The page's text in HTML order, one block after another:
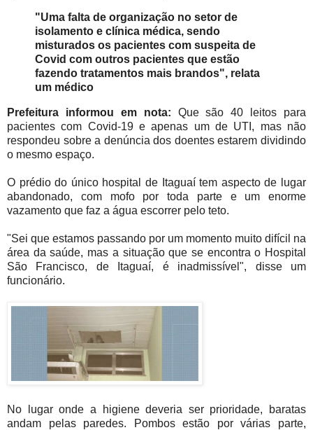
"Uma falta de organização no setor de
isolamento e clínica médica, sendo
misturados os pacientes com suspeita de
Covid com outros pacientes que estão
fazendo tratamentos mais brandos", relata
um médico
Prefeitura informou em nota: Que são 40 leitos para
pacientes com Covid-19 e apenas um de UTI, mas não
respondeu sobre a denúncia dos doentes estarem dividindo
o mesmo espaço.
O prédio do único hospital de Itaguaí tem aspecto de lugar
abandonado, com mofo por toda parte e um enorme
vazamento que faz a água escorrer pelo teto.
"Sei que estamos passando por um momento muito difícil na
área da saúde, mas a situação que se encontra o Hospital
São Francisco, de Itaguaí, é inadmissível", disse um
funcionário.
No lugar onde a higiene deveria ser prioridade,
baratas
andam pelas paredes. Pombos estão por várias parte,